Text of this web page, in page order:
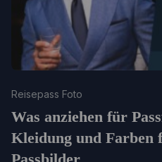
Category
Reisepass Foto
Was anziehen für
Kleidung und Farben